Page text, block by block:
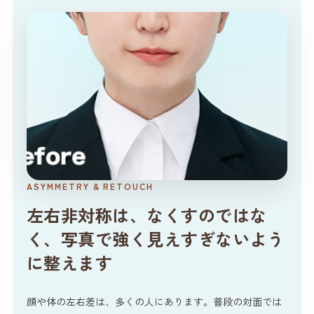
ASYMMETRY & RETOUCH
左右非対称は、なくすのではな
く、写真で強く見えすぎないよう
に整えます
顔や体の左右差は、多くの人にあります。普段の対面では